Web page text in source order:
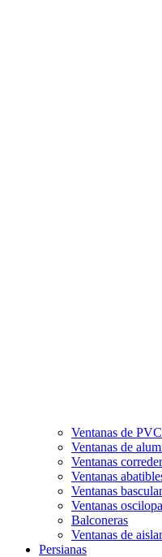
Ventanas de PVC
Ventanas de
Ventanas
Ventanas
Ventanas
Ventanas
Balconeras
Ventanas de
Persianas